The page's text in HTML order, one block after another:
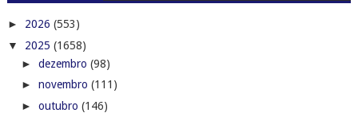
► 2026 (553)
▼ 2025 (1658)
► dezembro (98)
► novembro (111)
► outubro (146)